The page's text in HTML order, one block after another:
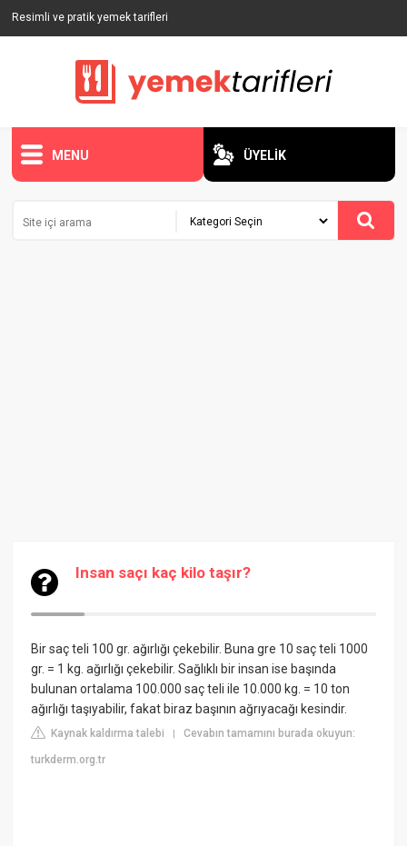
Resimli ve pratik yemek tarifleri
MENU ÜYELİK
Insan saçı kaç kilo taşır?
Bir saç teli 100 gr. ağırlığı çekebilir. Buna gre 10 saç teli 1000
gr. = 1 kg. ağırlığı çekebilir. Sağlıklı bir insan ise başında
bulunan ortalama 100.000 saç teli ile 10.000 kg. = 10 ton
ağırlığı taşıyabilir, fakat biraz başının ağrıyacağı kesindir.
Kaynak kaldırma talebi |Cevabın tamamını burada okuyun:
turkderm.org.tr